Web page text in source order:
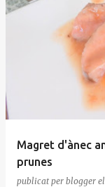
E
a
d
Magret d'ànec
prunes
publicat per blogger